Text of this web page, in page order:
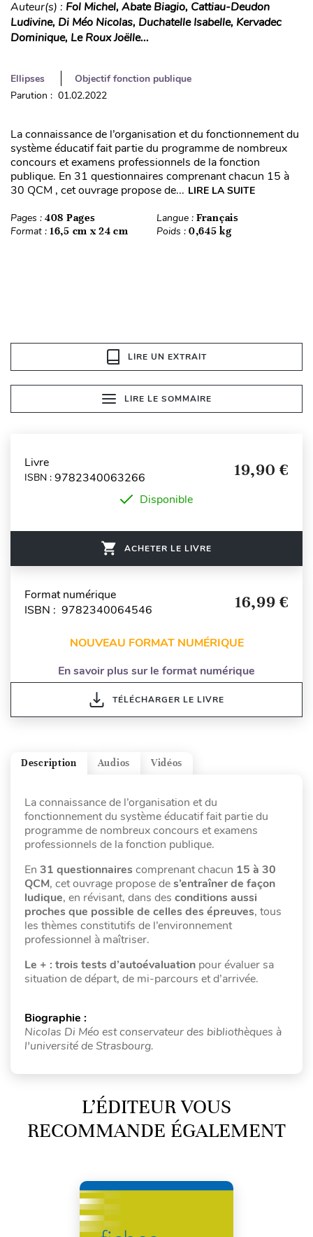
Auteur(s) : Fol Michel, Abate Biagio, Cattiau-Deudon
Ludivine, Di Méo Nicolas, Duchatelle Isabelle, Kervadec
Dominique, Le Roux Joëlle...
Ellipses
Objectif fonction publique
Parution : 01.02.2022
La connaissance de l’organisation et du fonctionnement du
système éducatif fait partie du programme de nombreux
concours et examens professionnels de la fonction
publique. En 31 questionnaires comprenant chacun 15 à
30 QCM , cet ouvrage propose de... LIRE LA SUITE
Pages : 408 Pages Langue : Français
Format : 16,5 cm x 24 cm Poids : 0,645 kg
LIRE UN EXTRAIT
LIRE LE SOMMAIRE
Livre
ISBN : 9782340063266 19,90 €
Disponible
ACHETER LE LIVRE
Format numérique
ISBN : 9782340064546
16,99 €
NOUVEAU FORMAT NUMÉRIQUE
En savoir plus sur le format numérique
TÉLÉCHARGER LE LIVRE
Vidéos
Audios
Description
La connaissance de l’organisation et du
fonctionnement du système éducatif fait partie du
programme de nombreux concours et examens
professionnels de la fonction publique.
En 31 questionnaires comprenant chacun 15 à 30
QCM, cet ouvrage propose des’entraîner de façon
ludique, en révisant, dans des conditions aussi
proches que possible de celles des épreuves, tous
les thèmes constitutifs de l’environnement
professionnel à maîtriser.
Le + : trois tests d’autoévaluation pour évaluer sa
situation de départ, de mi-parcours et d’arrivée.
Biographie :
Nicolas Di Méo est conservateur des bibliothèques à
l'université de Strasbourg.
L’ÉDITEUR VOUS
RECOMMANDE ÉGALEMENT